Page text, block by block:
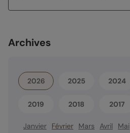
Archives
2026 2025 2024
2019 2018 2017
Janvier Février Mars Avril Mai